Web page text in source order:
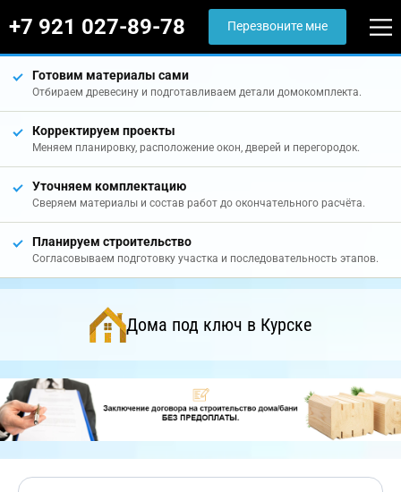
+7 921 027-89-78 Перезвоните мне
Готовим материалы сами
Отбираем древесину и подготавливаем детали домокомплекта.
Корректируем проекты
Меняем планировку, расположение окон, дверей и перегородок.
Уточняем комплектацию
Сверяем материалы и состав работ до окончательного расчёта.
Планируем строительство
Согласовываем подготовку участка и последовательность этапов.
Дома под ключ в Курске